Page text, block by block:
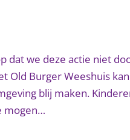
dat we deze actie niet
Old Burger Weeshuis kan
blij maken.
mogen…